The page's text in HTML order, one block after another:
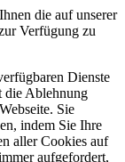
die auf unserer
Verfügung zu
Dienste
die Ablehnung
Sie
indem Sie Ihre
aller Cookies auf
aufgefordert,